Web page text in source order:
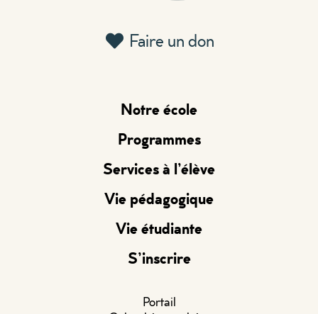
Faire un don
Notre école
Programmes
Services à l’élève
Vie pédagogique
Vie étudiante
S’inscrire
Portail